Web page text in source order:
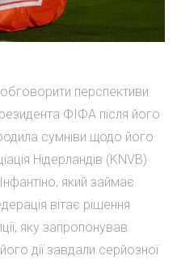
обговорити перспективи
ФІФА після його
сумніви щодо його
Нідерландів (KNVB)
який займає
вітає рішення
яку запропонував
дії завдали серйозної